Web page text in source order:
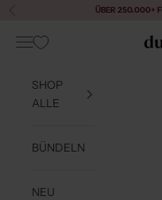
Zum Inhalt springen
Zurück ÜBER 250.000+
Menü
SHOP
ALLE
BÜNDELN
NEU